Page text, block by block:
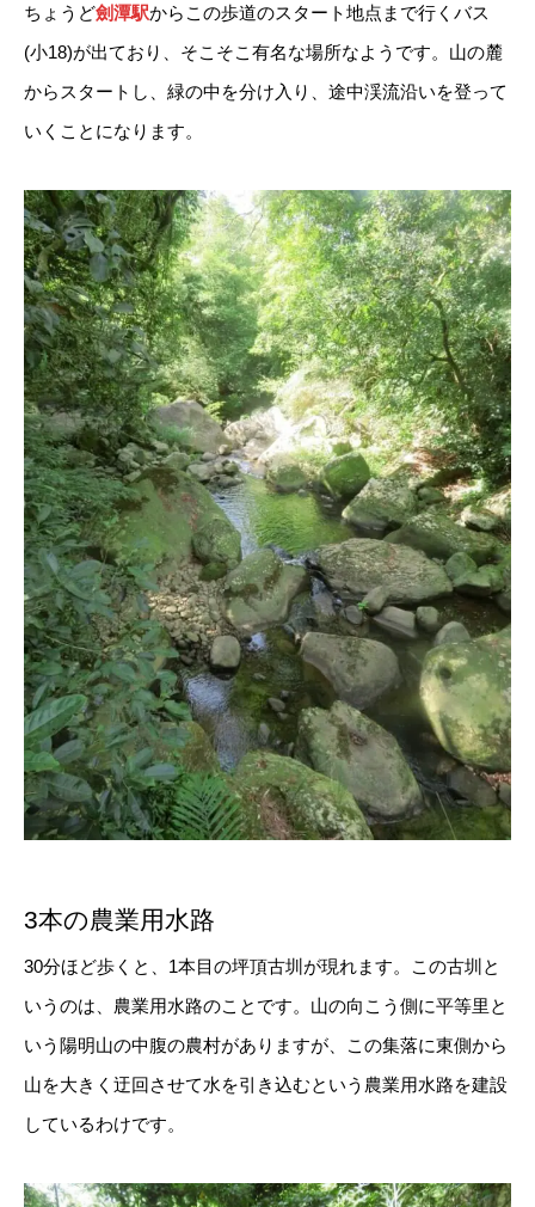
ちょうど劍潭駅からこの歩道のスタート地点まで行くバス
(小18)が出ており、そこそこ有名な場所なようです。山の麓
からスタートし、緑の中を分け入り、途中渓流沿いを登って
いくことになります。
3本の農業用水路
30分ほど歩くと、1本目の坪頂古圳が現れます。この古圳と
いうのは、農業用水路のことです。山の向こう側に平等里と
いう陽明山の中腹の農村がありますが、この集落に東側から
山を大きく迂回させて水を引き込むという農業用水路を建設
しているわけです。